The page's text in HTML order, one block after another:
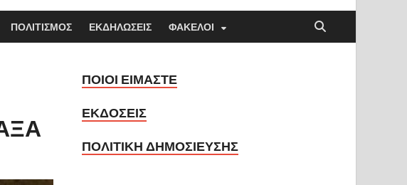
Λέσχη
ΠΟΛΙΤΙΣΜΟΣ ΕΚΔΗΛΩΣΕΙΣ ΦΑΚΕΛΟΙ
ΠΟΙΟΙ ΕΙΜΑΣΤΕ
ΕΚΔΟΣΕΙΣ
ΠΟΛΙΤΙΚΗ ΔΗΜΟΣΙΕΥΣΗΣ